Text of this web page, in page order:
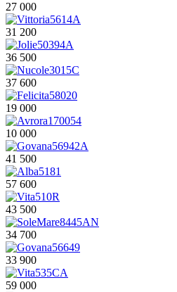
27 000
31 200
36 500
37 600
19 000
10 000
41 500
57 600
43 500
34 700
33 900
59 000